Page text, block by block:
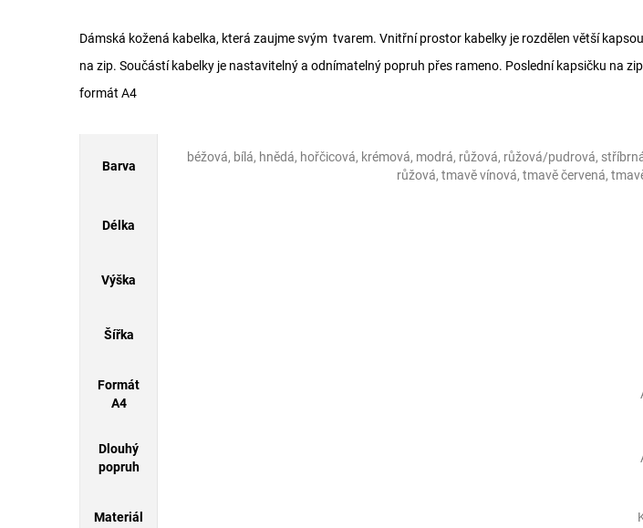
Dámská kožená kabelka, která zaujme svým tvarem. Vnitřní prostor kabelky je rozdělen větší
na zip. Součástí kabelky je nastavitelný a odnímatelný popruh přes rameno. Poslední kapsičku na
formát A4
Barva
béžová, bílá, hnědá, hořčicová, krémová, modrá, růžová, růžová/pudrová,
růžová, tmavě vínová, tmavě červená,
Délka
Výška
Šířka
Formát
A4
Dlouhý
popruh
Materiál